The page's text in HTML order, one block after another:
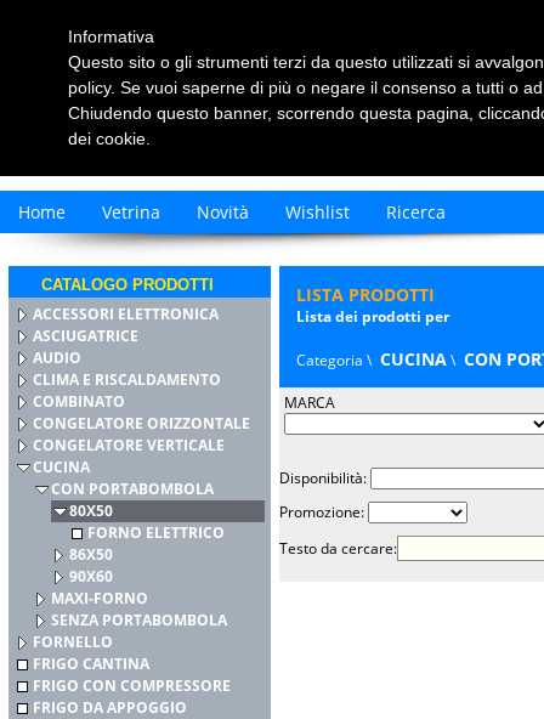
Home Vetrina Novità Wishlist Ricerca
CATALOGO PRODOTTI
ACCESSORI ELETTRONICA
ASCIUGATRICE
AUDIO
CLIMA E RISCALDAMENTO
COMBINATO
CONGELATORE ORIZZONTALE
CONGELATORE VERTICALE
CUCINA
CON PORTABOMBOLA
80X50
FORNO ELETTRICO
86X50
90X60
MAXI-FORNO
SENZA PORTABOMBOLA
FORNELLO
FRIGO CANTINA
FRIGO CON COMPRESSORE
FRIGO DA APPOGGIO
LISTA PRODOTTI
Lista dei prodotti per
Categoria \ CUCINA\ CON
MARCA
Disponibilità:
Promozione:
Testo da cercare:
Informativa
Questo sito o gli strumenti terzi da questo utilizzati si
policy. Se vuoi saperne di più o negare il consenso a tutti o
Chiudendo questo banner, scorrendo questa pagina,
dei cookie.